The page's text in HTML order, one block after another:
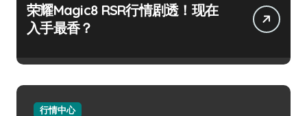
荣耀Magic8 RSR行情剧透！现在
入手最香？
行情中心